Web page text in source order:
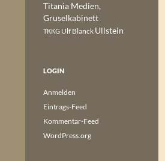
Titania Medien,
Gruselkabinett
TKKG Ulf Blanck Ullstein
LOGIN
Anmelden
Eintrags-Feed
Kommentar-Feed
WordPress.org